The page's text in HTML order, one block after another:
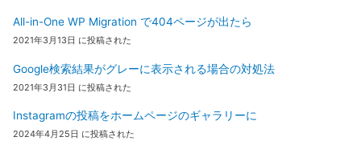
All-in-One WP Migration で404ページが出たら
2021年3月13日 に投稿された
Google検索結果がグレーに表示される場合の対処法
2021年3月31日 に投稿された
Instagramの投稿をホームページのギャラリーに
2024年4月25日 に投稿された